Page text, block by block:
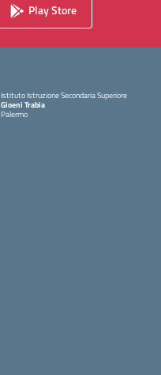
Play Store
Istituto Istruzione Secondaria Superiore
Gioeni Trabia
Palermo